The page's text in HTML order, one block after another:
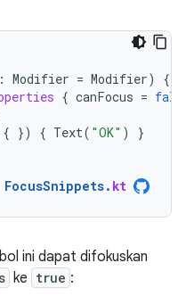
: Modifier = Modifier)
{
{ canFocus =
{ }) { Text( "OK" )
}
FocusSnippets. kt
ini dapat difokuskan
ke true :